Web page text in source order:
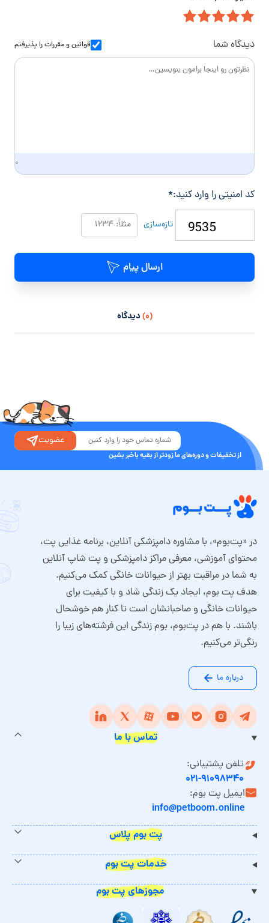
ن
و
د
گ
ال
دیدگاه شما قوانین و مقرراترا پذیرفتم
۰
کد امنیتی را وارد کنید:*
تازه‌سازی
ارسال پیام
(۰) دیدگاه
از تخفیفات و دوره‌های ما زودتر از بقیه باخبر بشین
عضویت
در «پت‌بوم»، با مشاوره دامپزشکی آنلاین، برنامه غذایی پت،
محتوای آموزشی، معرفی مراکز دامپزشکی و پت شاپ آنلاین
به شما در مراقبت بهتر از حیوانات خانگی کمک می‌کنیم.
هدف پت بوم، ایجاد یک زندگی شاد و با کیفیت برای
حیوانات خانگی و صاحبانشان است تا کنار هم خوشحال
باشند. با هم در پت‌بوم، بوم زندگی این فرشته‌های زیبا را
رنگی‌تر می‌کنیم.
درباره ما
تماس با ما
تلفن پشتیبانی:
۰۲۱-۹۱۰۹۸۳۴۰
ایمیل پت بوم:
info@petboom.online
پت بوم پلاس
خدمات پت بوم
مجوزهای پت بوم